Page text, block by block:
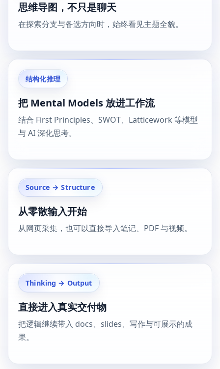
思维导图，不只是聊天
在探索分支与备选方向时，始终看见主题全貌。
结构化推理
把 Mental Models 放进工作流
结合 First Principles、SWOT、Latticework 等模型
与 AI 深化思考。
Source → Structure
从零散输入开始
从网页采集，也可以直接导入笔记、PDF 与视频。
Thinking → Output
直接进入真实交付物
把逻辑继续带入 docs、slides、写作与可展示的成
果。